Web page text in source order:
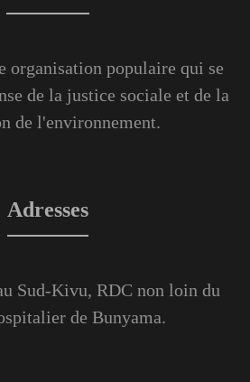
organisation populaire qui se
de la justice sociale et de la
de l'environnement.
Adresses
Sud-Kivu, RDC non loin du
de Bunyama.